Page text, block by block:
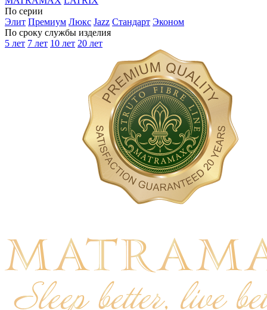
По серии
Элит Премиум Люкс Jazz Стандарт Эконом
По сроку службы изделия
5 лет 7 лет 10 лет 20 лет